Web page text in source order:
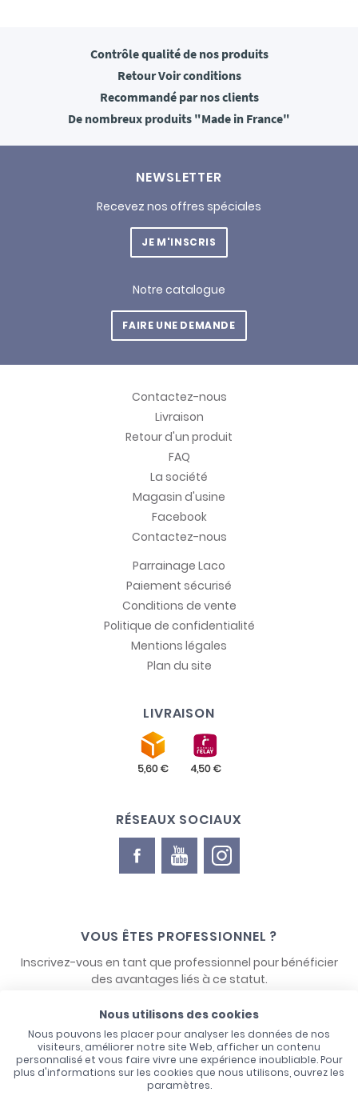
Contrôle qualitéde nos produits
RetourVoir conditions
Recommandépar nos clients
De nombreux produits "Made in France"
NEWSLETTER
Recevez nos offres spéciales
JE M'INSCRIS
Notre catalogue
FAIRE UNE DEMANDE
Contactez-nous
Livraison
Retour d'un produit
FAQ
La société
Magasin d'usine
Facebook
Contactez-nous
Parrainage Laco
Paiement sécurisé
Conditions de vente
Politique de confidentialité
Mentions légales
Plan du site
LIVRAISON
RÉSEAUX SOCIAUX
VOUS ÊTES PROFESSIONNEL ?
Inscrivez-vous en tant que professionnel pour bénéficier
des avantages liés à ce statut.
Nous utilisons des cookies
Nous pouvons les placer pour analyser les données de nos
visiteurs, améliorer notre site Web, afficher un contenu
personnalisé et vous faire vivre une expérience inoubliable. Pour
plus d'informations sur les cookies que nous utilisons, ouvrez les
paramètres.